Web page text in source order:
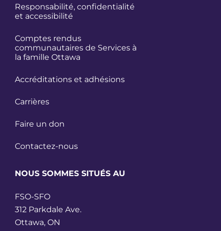
Responsabilité, confidentialité
et accessibilité
Comptes rendus
communautaires de Services à
la famille Ottawa
Accréditations et adhésions
Carrières
Faire un don
Contactez-nous
NOUS SOMMES SITUÉS AU
FSO-SFO
312 Parkdale Ave.
Ottawa, ON